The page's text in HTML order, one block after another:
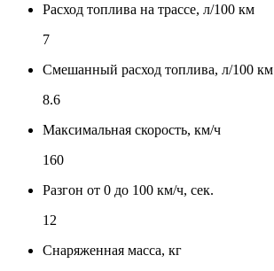
Расход топлива на трассе, л/100 км
7
Смешанный расход топлива, л/100 км
8.6
Максимальная скорость, км/ч
160
Разгон от 0 до 100 км/ч, сек.
12
Снаряженная масса, кг